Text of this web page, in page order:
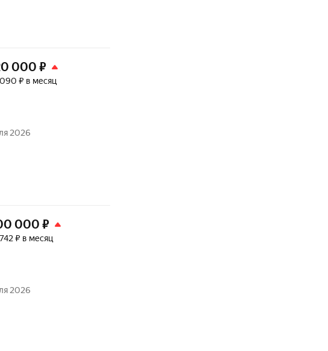
000 ₽
₽ в месяц
2026
000 ₽
₽ в месяц
2026